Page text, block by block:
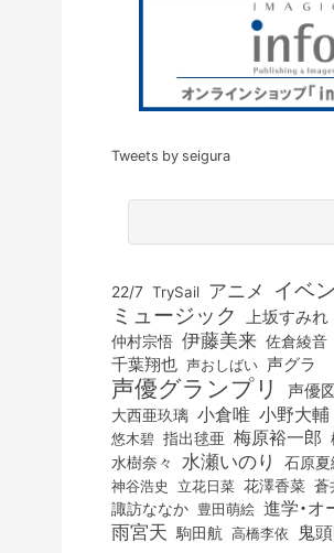
Tweets by seigura
22/7 TrySail アニメ イベ
ミュージック 上坂すみれ
仲村宗悟 伊藤美来 佐倉綾音
千葉翔也 声おしばい 声グラ
声優グランプリ 声優
大西亜玖璃 小倉唯 小野大輔
悠木碧 指出毬亜 梅原裕一郎
水樹奈々 水瀬いのり 石原
神谷浩史 立花日菜 花澤香菜 蒼
諏訪ななか 豊田萌絵 進学・
雨宮天 駒田航 高橋李依 鬼